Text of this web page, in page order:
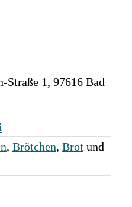
Straße 1, 97616 Bad
, Brötchen, Brot und